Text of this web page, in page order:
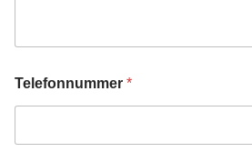
Telefonnummer *